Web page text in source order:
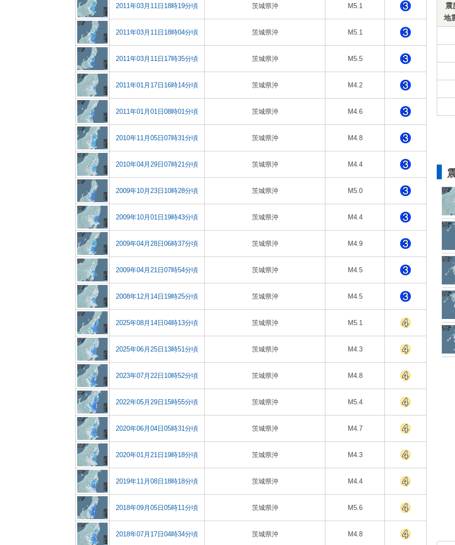
2011年03月11日18時19分頃 茨城県沖 M5.1
2011年03月11日18時04分頃 茨城県沖 M5.1
2011年03月11日17時35分頃 茨城県沖 M5.5
2011年01月17日16時14分頃 茨城県沖 M4.2
2011年01月01日08時01分頃 茨城県沖 M4.6
2010年11月05日07時31分頃 茨城県沖 M4.8
2010年04月29日07時21分頃 茨城県沖 M4.4
2009年10月23日10時28分頃 茨城県沖 M5.0
2009年10月01日19時43分頃 茨城県沖 M4.4
2009年04月28日06時37分頃 茨城県沖 M4.9
2009年04月21日07時54分頃 茨城県沖 M4.5
2008年12月14日19時25分頃 茨城県沖 M4.5
2025年08月14日04時13分頃 茨城県沖 M5.1
2025年06月25日13時51分頃 茨城県沖 M4.3
2023年07月22日10時52分頃 茨城県沖 M4.8
2022年05月29日15時55分頃 茨城県沖 M5.4
2020年06月04日05時31分頃 茨城県沖 M4.7
2020年01月21日19時18分頃 茨城県沖 M4.3
2019年11月08日18時18分頃 茨城県沖 M4.4
2018年09月05日05時11分頃 茨城県沖 M5.6
2018年07月17日04時34分頃 茨城県沖 M4.8
震
地